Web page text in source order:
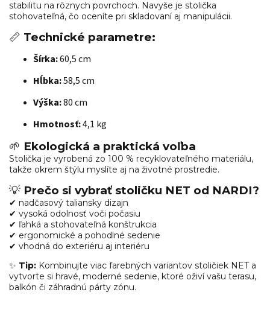
stabilitu na rôznych povrchoch. Navyše je stolička
stohovateľná, čo oceníte pri skladovaní aj manipulácii.
📏 Technické parametre:
Šírka: 60,5 cm
Hĺbka: 58,5 cm
Výška: 80 cm
Hmotnosť: 4,1 kg
🌱 Ekologická a praktická voľba
Stolička je vyrobená zo 100 % recyklovateľného materiálu,
takže okrem štýlu myslíte aj na životné prostredie.
💡 Prečo si vybrať stoličku NET od NARDI?
✔ nadčasový taliansky dizajn
✔ vysoká odolnosť voči počasiu
✔ ľahká a stohovateľná konštrukcia
✔ ergonomické a pohodlné sedenie
✔ vhodná do exteriéru aj interiéru
✨ Tip: Kombinujte viac farebných variantov stoličiek NET a
vytvorte si hravé, moderné sedenie, ktoré oživí vašu terasu,
balkón či záhradnú párty zónu.